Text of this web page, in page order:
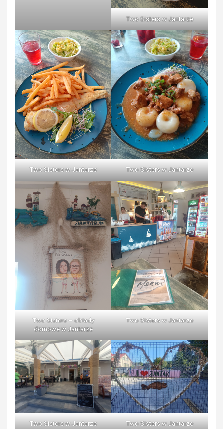
Two Sisters w Jantarze
Two Sisters w Jantarze Two Sisters w Jantarze
Two Sisters – obiady
domowe w Jantarze
Two Sisters w Jantarze
Two Sisters w Jantarze Two Sisters w Jantarze